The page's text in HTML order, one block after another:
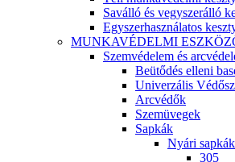
Saválló és vegyszerálló
Egyszerhasználatos
MUNKAVÉDELMI
Szemvédelem és
Beütődés elleni
Univerzális
Arcvédők
Szemüvegek
Sapkák
Nyári sapkák
305